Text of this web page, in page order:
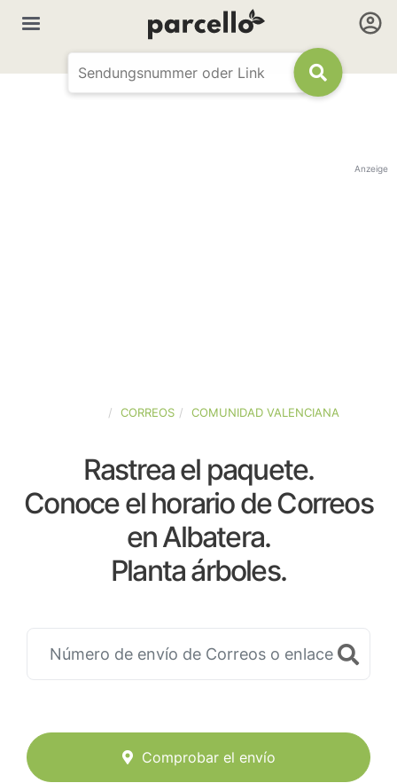
Anzeige
CORREOS COMUNIDAD VALENCIANA
Rastrea el paquete.
Conoce el horario de Correos
en Albatera.
Planta árboles.
Comprobar el envío